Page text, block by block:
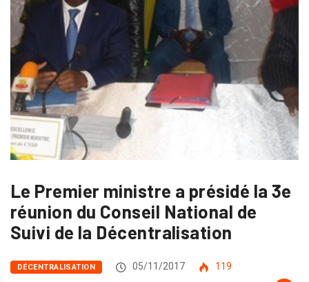
Le Premier ministre a présidé la 3e
réunion du Conseil National de
Suivi de la Décentralisation
DÉCENTRALISATION 05/11/2017
119